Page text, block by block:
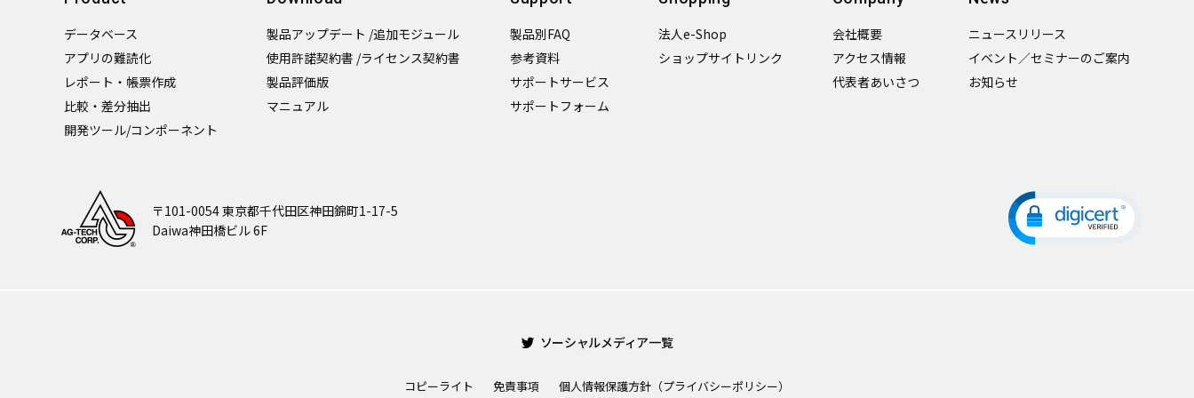
データベース
アプリの難読化
レポート・帳票作成
比較・差分抽出
開発ツール/コンポーネント
製品アップデート /追加モジュール
使用許諾契約書 /ライセンス契約書
製品評価版
マニュアル
製品別FAQ
参考資料
サポートサービス
サポートフォーム
法人e-Shop
ショップサイトリンク
会社概要
アクセス情報
代表者あいさつ
ニュースリリース
イベント／セミナーのご案内
お知らせ
〒101-0054 東京都千代田区神田錦町1-17-5
Daiwa神田橋ビル 6F
ソーシャルメディア一覧
コピーライト 免責事項 個人情報保護方針（プライバシーポリシー）